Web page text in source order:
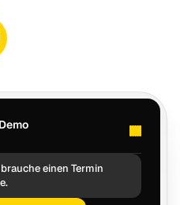
einen Termin